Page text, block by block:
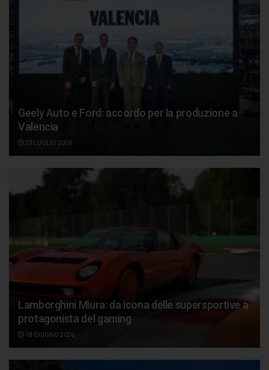
Geely Auto e Ford: accordo per la produzione a
Valencia
23 LUGLIO 2026
Lamborghini Miura: da icona delle supersportive a
protagonista del gaming
18 GIUGNO 2026